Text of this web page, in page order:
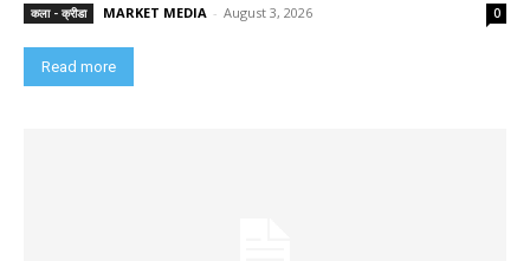
कला - क्रीडा MARKET MEDIA - August 3, 2026 0
Read more